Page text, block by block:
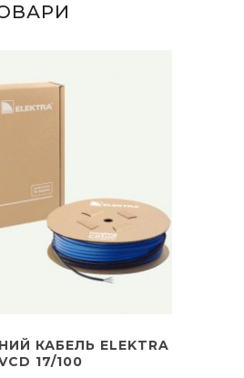
КАБЕЛЬ ELEKTRA
17/100